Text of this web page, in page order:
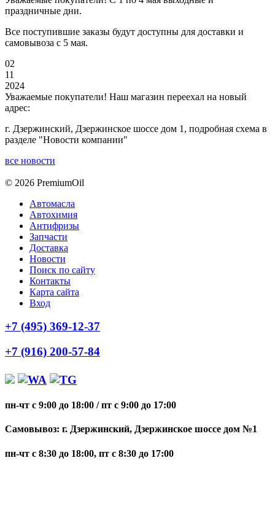
праздничные дни.
Все поступившие заказы будут доступны для доставки и
самовывоза с 5 мая.
02
11
2024
Уважаемые покупатели! Наш магазин переехал на новый
адрес:
г. Дзержинский, Дзержинское шоссе дом 1, подробная схема в
разделе "Новости компании"
все новости
© 2026 PremiumOil
Автомасла
Автохимия
Антифризы
Запчасти
Доставка
Новости
Поиск по сайту
Контакты
Карта сайта
Вход
+7 (495) 369-12-37
+7 (916) 200-57-84
пн-чт с 9:00 до 18:00 /пт с 9:00 до 17:00
Самовывоз: г. Дзержинский, Дзержинское шоссе дом №1
пн-чт с 8:30 до 18:00, пт с 8:30 до 17:00